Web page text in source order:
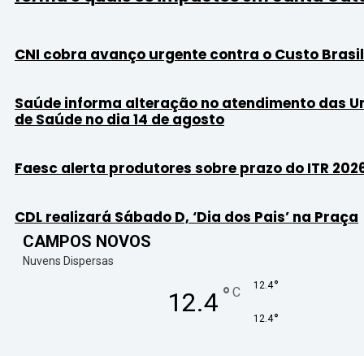
CNI cobra avanço urgente contra o Custo Brasil
Saúde informa alteração no atendimento das
de Saúde no dia 14 de agosto
Faesc alerta produtores sobre prazo do ITR
CDL realizará Sábado D, ‘Dia dos Pais’ na Praça
CAMPOS NOVOS
Nuvens Dispersas
12.4 ° C 12.4°
12.4°